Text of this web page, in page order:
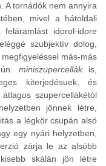
A tornádók nem annyira
mivel a hátoldali
idorol-idore
szubjektív dolog,
más-más
miniszupercellákis,
kiterjedésuek, és
szupercellákétól
jönnek létre,
a légkör csupán alsó
egy nyári helyzetben,
zárja le az alsóbb
skálán jön létre